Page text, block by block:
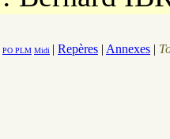
PO PLM Midi | Repères | Annexes |